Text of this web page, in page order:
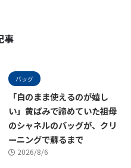
事
バッグ
「白のまま使えるのが嬉し
い」黄ばみで諦めていた祖母
のシャネルのバッグが、クリ
ーニングで蘇るまで
2026/8/6